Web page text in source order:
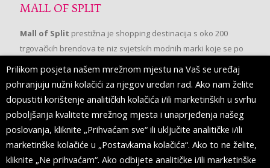
MALL OF SPLIT
Mall of Split prestižna je shopping destinacija s oko 200
trgovačkih brendova te niz svjetskih modnih marki koje se po
prvi put pojavljuju u Splitu.
PRATITE NAS
Prilikom posjeta našem mrežnom mjestu na Vaš se uređaj
pohranjuju nužni kolačići za njegov uredan rad. Ako nam želite
dopustiti korištenje analitičkih kolačića i/ili marketinških u svrhu
poboljšanja kvalitete mrežnog mjesta i unaprjeđenja našeg
poslovanja, kliknite „Prihvaćam sve“ ili uključite analitičke i/ili
marketinške kolačiće u „Postavkama kolačića“. Ako to ne želite,
kliknite „Ne prihvaćam“. Ako odbijete analitičke i/ili marketinške